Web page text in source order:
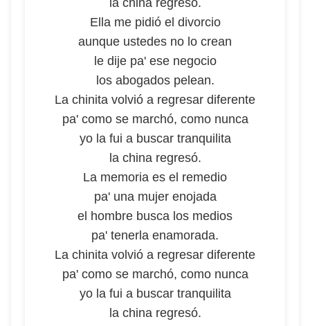
la china regresó.
Ella me pidió el divorcio
aunque ustedes no lo crean
le dije pa' ese negocio
los abogados pelean.
La chinita volvió a regresar diferente
pa' como se marchó, como nunca
yo la fui a buscar tranquilita
la china regresó.
La memoria es el remedio
pa' una mujer enojada
el hombre busca los medios
pa' tenerla enamorada.
La chinita volvió a regresar diferente
pa' como se marchó, como nunca
yo la fui a buscar tranquilita
la china regresó.